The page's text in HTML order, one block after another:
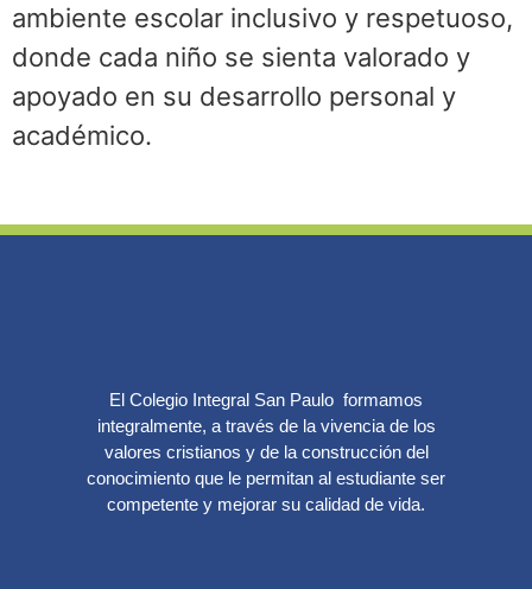
ambiente escolar inclusivo y respetuoso,
donde cada niño se sienta valorado y
apoyado en su desarrollo personal y
académico.
El Colegio Integral San Paulo formamos
integralmente, a través de la vivencia de los
valores cristianos y de la construcción del
conocimiento que le permitan al estudiante ser
competente y mejorar su calidad de vida.